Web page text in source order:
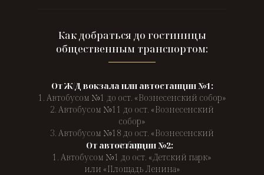
Как добраться до гостиницы
общественным транспортом:
От Ж/Д вокзала или автостанции №1:
1. Автобусом №1 до ост. «Вознесенский собор»
2. Автобусом №11 до ост. «Вознесенский
собор»
3. Автобусом №18 до ост. «Вознесенский
собор»
От автостанции №2:
1. Автобусом №1 до ост. «Детский парк»
или «Площадь Ленина»